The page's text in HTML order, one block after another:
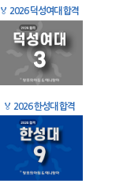
🏅 2026 덕성여대 합격
🏅 2026 한성대 합격